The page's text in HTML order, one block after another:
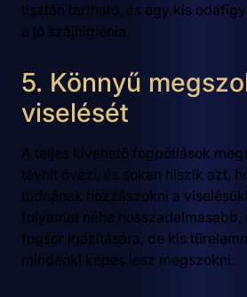
tisztán tartható, és egy kis
a jó szájhigiénia.
5. Könnyű
viselését
A teljes kivehető fogpótlások
tévhit övezi, és sokan hiszik azt,
tudnának hozzászokni a
folyamat néha hosszadalmasabb,
fogsor igazítására, de kis
mindenki képes lesz megszokni.